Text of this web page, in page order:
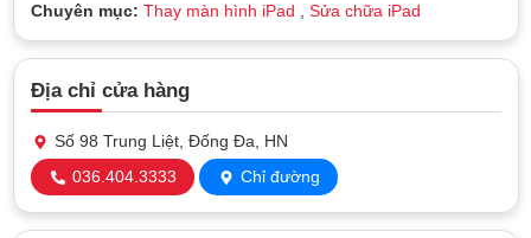
Chuyên mục: Thay màn hình iPad Sửa chữa iPad
Địa chỉ cửa hàng
Số 98 Trung Liệt, Đống Đa, HN
036.404.3333
Chỉ đường